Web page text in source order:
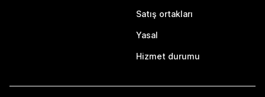
Satış ortakları
Yasal
Hizmet durumu